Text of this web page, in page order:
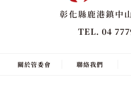
彰化縣鹿港鎮中
TEL. 04
關於管委會 聯絡我們